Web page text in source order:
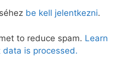
be kell jelentkezni.
to reduce spam. Learn
is processed.